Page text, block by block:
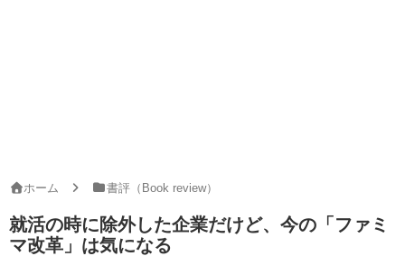
ホーム 書評（Book review）
就活の時に除外した企業だけど、今の「ファミ
マ改革」は気になる